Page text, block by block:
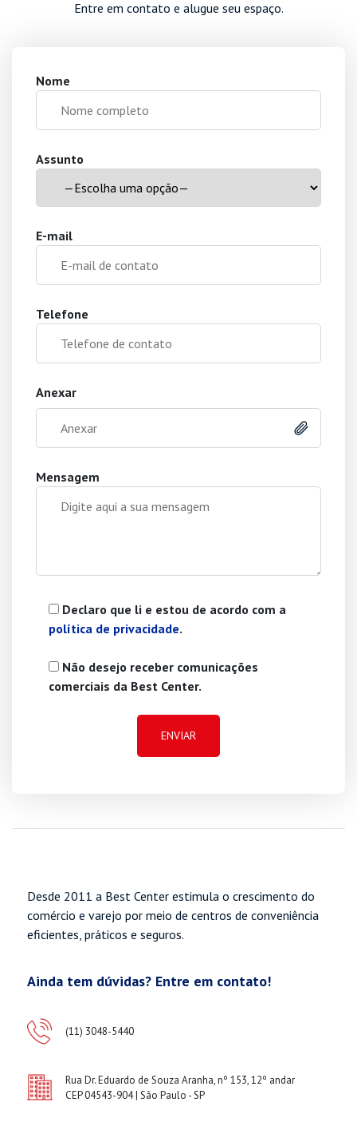
Entre em contato e alugue seu espaço.
Nome
Assunto
E-mail
Telefone
Anexar
Anexar
Mensagem
Declaro que li e estou de acordo com a
política de privacidade.
Não desejo receber comunicações
comerciais da Best Center.
Desde 2011 a Best Center estimula o crescimento do
comércio e varejo por meio de centros de conveniência
eficientes, práticos e seguros.
Ainda tem dúvidas? Entre em contato!
(11) 3048-5440
Rua Dr. Eduardo de Souza Aranha, nº 153, 12º andar
CEP 04543-904 | São Paulo - SP